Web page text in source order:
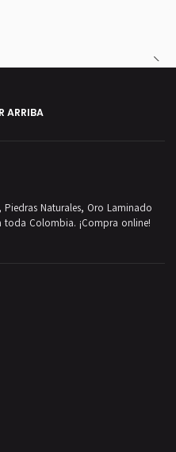
ARRIBA
Piedras Naturales, Oro Laminado
toda Colombia. ¡Compra online!